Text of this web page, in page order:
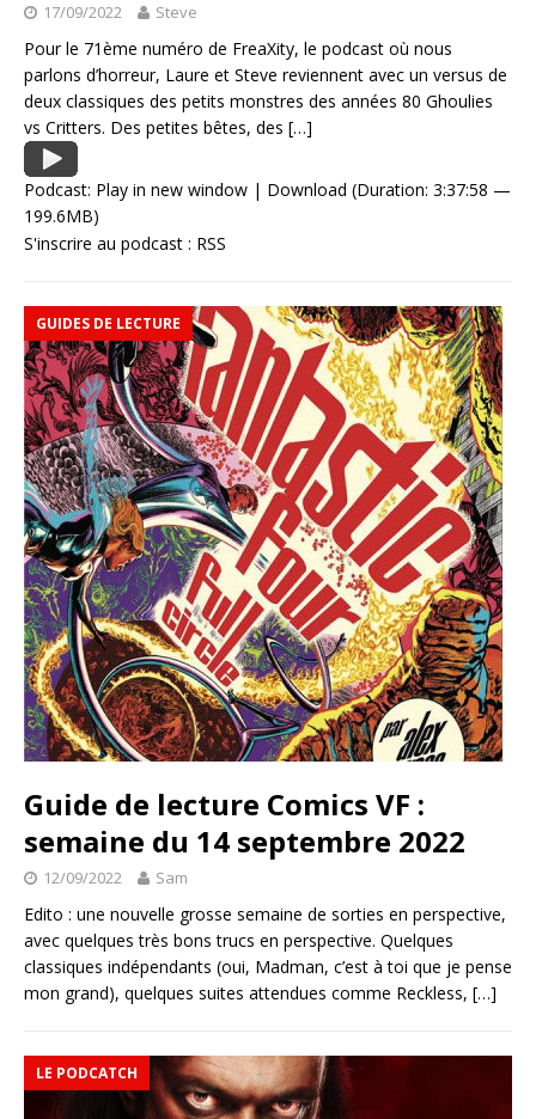
17/09/2022 Steve
Pour le 71ème numéro de FreaXity, le podcast où nous
parlons d’horreur, Laure et Steve reviennent avec un versus de
deux classiques des petits monstres des années 80 Ghoulies
vs Critters. Des petites bêtes, des […]
Podcast: Play in new window | Download (Duration: 3:37:58 —
199.6MB)
S'inscrire au podcast : RSS
GUIDES DE LECTURE
Guide de lecture Comics VF :
semaine du 14 septembre 2022
12/09/2022 Sam
Edito : une nouvelle grosse semaine de sorties en perspective,
avec quelques très bons trucs en perspective. Quelques
classiques indépendants (oui, Madman, c’est à toi que je pense
mon grand), quelques suites attendues comme Reckless, […]
LE PODCATCH